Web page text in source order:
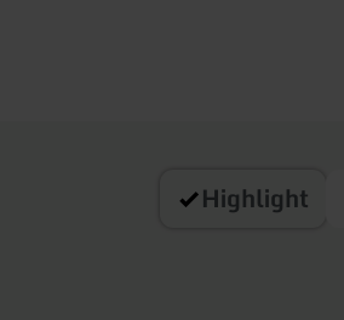
Highlight